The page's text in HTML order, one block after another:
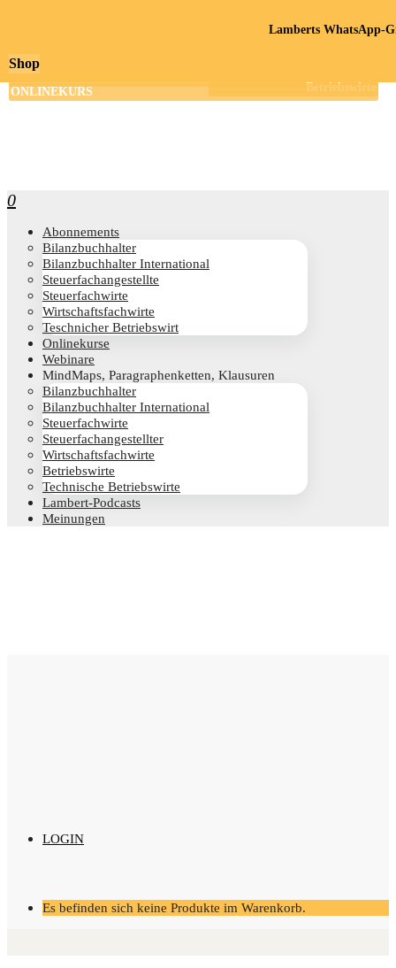
0
Abon­ne­ments
Bilanz­buch­hal­ter
Bilanz­buch­hal­ter International
Steu­er­fach­an­ge­stell­te
Steu­er­fach­wir­te
Wirt­schafts­fach­wir­te
Teschni­cher Betriebswirt
Online­kur­se
Web­i­na­re
Mind­Maps, Para­gra­phen­ket­ten, Klausuren
Bilanz­buch­hal­ter
Bilanz­buch­hal­ter International
Steu­er­fach­wir­te
Steu­er­fach­an­ge­stell­ter
Wirt­schafts­fach­wir­te
Betriebs­wir­te
Tech­ni­sche Betriebswirte
Lam­­bert-Pod­­casts
Mei­nun­gen
LOGIN
Es befinden sich keine Produkte im Warenkorb.
Shop
Lamberts WhatsApp-